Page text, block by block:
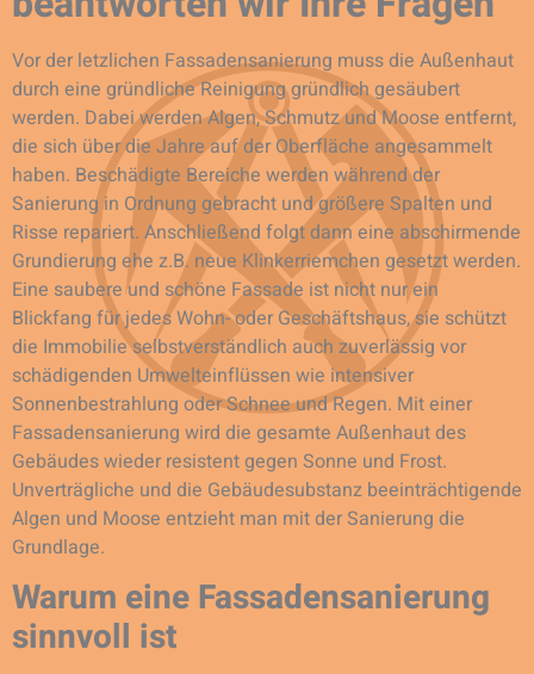
Vor der letzlichen Fassadensanierung muss die Außenhaut
durch eine gründliche Reinigung gründlich gesäubert
werden. Dabei werden Algen, Schmutz und Moose entfernt,
die sich über die Jahre auf der Oberfläche angesammelt
haben. Beschädigte Bereiche werden während der
Sanierung in Ordnung gebracht und größere Spalten und
Risse repariert. Anschließend folgt dann eine abschirmende
Grundierung ehe z.B. neue Klinkerriemchen gesetzt werden.
Eine saubere und schöne Fassade ist nicht nur ein
Blickfang für jedes Wohn- oder Geschäftshaus, sie schützt
die Immobilie selbstverständlich auch zuverlässig vor
schädigenden Umwelteinflüssen wie intensiver
Sonnenbestrahlung oder Schnee und Regen. Mit einer
Fassadensanierung wird die gesamte Außenhaut des
Gebäudes wieder resistent gegen Sonne und Frost.
Unverträgliche und die Gebäudesubstanz beeinträchtigende
Algen und Moose entzieht man mit der Sanierung die
Grundlage.
Warum eine Fassadensanierung
sinnvoll ist